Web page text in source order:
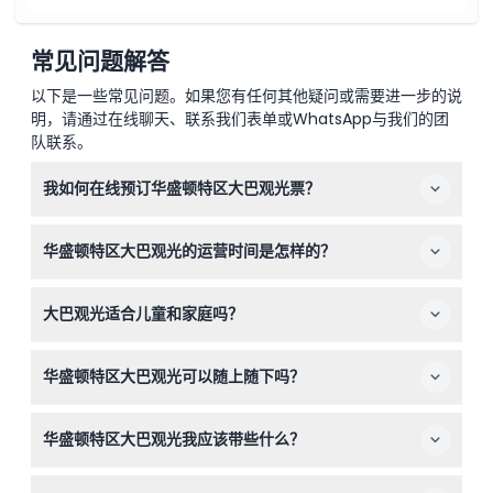
常见问题解答
以下是一些常见问题。如果您有任何其他疑问或需要进一步的说
明，请通过在线聊天、联系我们表单或WhatsApp与我们的团
队联系。
我如何在线预订华盛顿特区大巴观光票？
只需选择您喜欢的游览路线、日期和时间，即可立即锁定您
华盛顿特区大巴观光的运营时间是怎样的？
午4:30，班车每30至45分钟一班。日落全景游每天一次，
时请确认）。
大巴观光适合儿童和家庭吗？
全程陪同，适合家庭出游。
华盛顿特区大巴观光可以随上随下吗？
自己的节奏在任何指定站点上下车，探索各大景点。
华盛顿特区大巴观光我应该带些什么？